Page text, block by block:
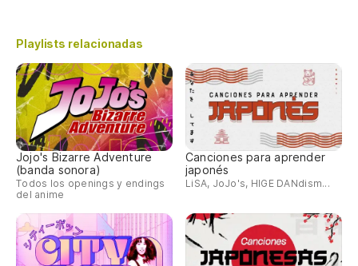
Playlists relacionadas
Jojo's Bizarre Adventure
(banda sonora)
Todos los openings y endings
del anime
Canciones para aprender
japonés
LiSA, JoJo's, HIGE DANdism...